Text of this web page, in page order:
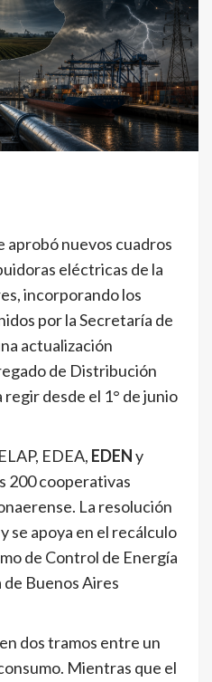
aprobó nuevos cuadros
eléctricas de la
incorporando los
por la Secretaría de
actualización
de Distribución
desde el 1° de junio
EDEA, EDENy
200 cooperativas
La resolución
se apoya en el recálculo
de Control de Energía
Buenos Aires
dos tramos entre un
Mientras que el